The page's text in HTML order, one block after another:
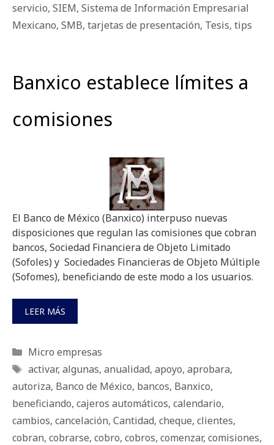
servicio, SIEM, Sistema de Información Empresarial
Mexicano, SMB, tarjetas de presentación, Tesis, tips
Banxico establece límites a
comisiones
El Banco de México (Banxico) interpuso nuevas
disposiciones que regulan las comisiones que cobran
bancos, Sociedad Financiera de Objeto Limitado
(Sofoles) y Sociedades Financieras de Objeto Múltiple
(Sofomes), beneficiando de este modo a los usuarios.
LEER MÁS
Categorías
Micro empresas
Etiquetas
activar, algunas, anualidad, apoyo, aprobara,
autoriza, Banco de México, bancos, Banxico,
beneficiando, cajeros automáticos, calendario,
cambios, cancelación, Cantidad, cheque, clientes,
cobran, cobrarse, cobro, cobros, comenzar, comisiones,